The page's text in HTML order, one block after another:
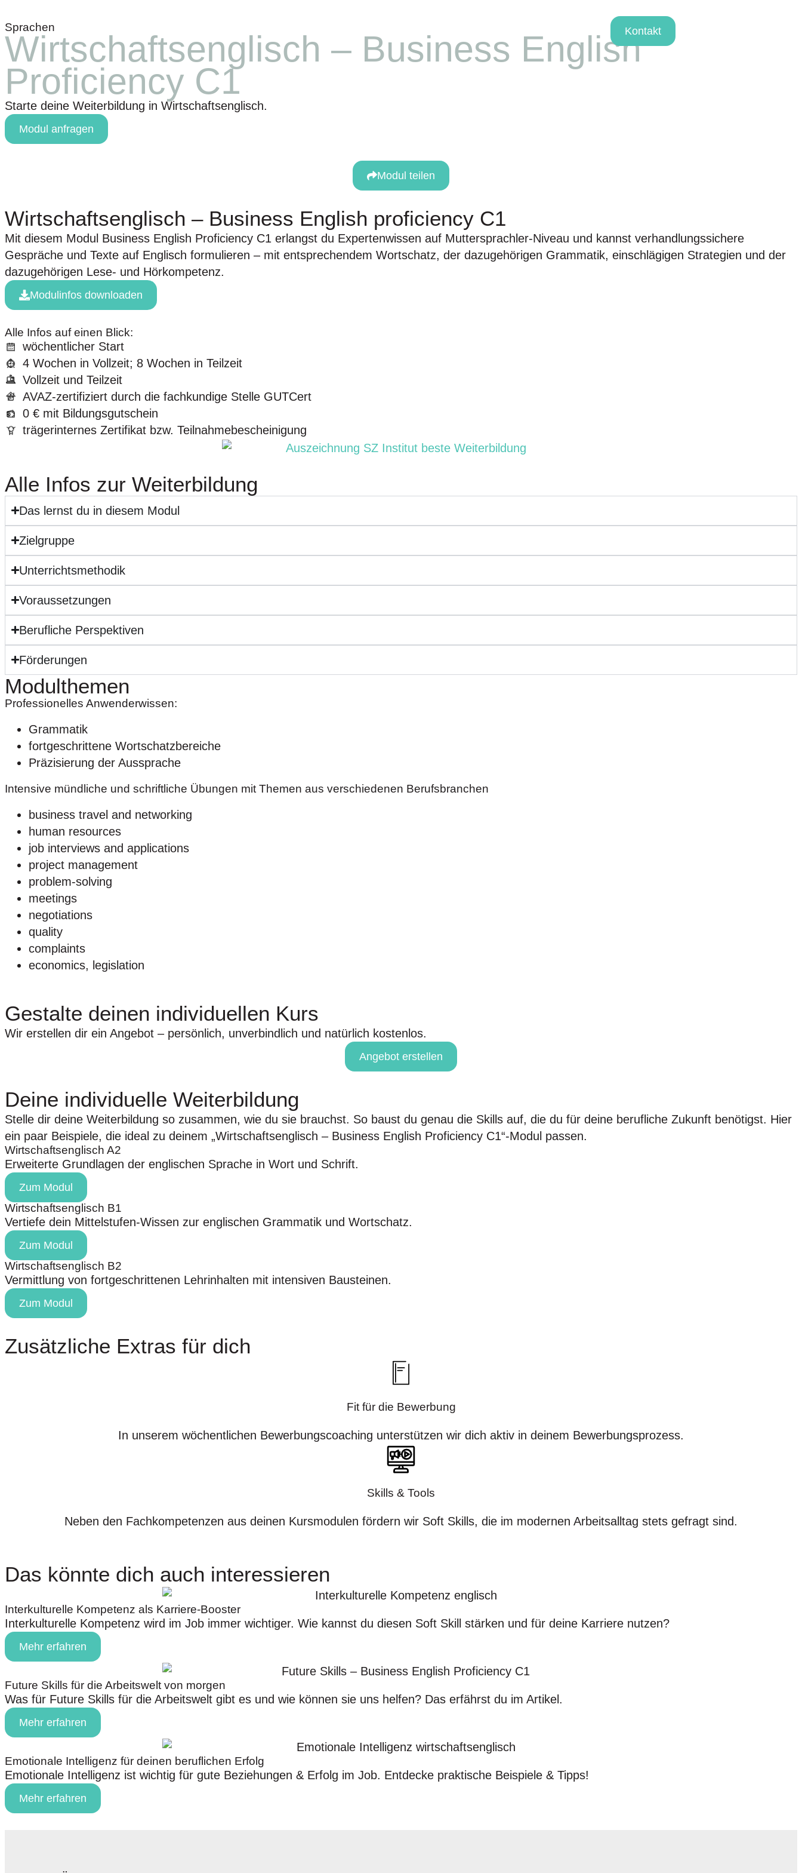
Kontakt
Sprachen
Wirtschaftsenglisch – Business English
Proficiency C1
Starte deine Weiterbildung in Wirtschaftsenglisch.
Modul anfragen
Modul teilen
Wirtschaftsenglisch – Business English proficiency C1
Mit diesem Modul Business English Proficiency C1 erlangst du Expertenwissen auf Muttersprachler-Niveau und kannst verhandlungssichere
Gespräche und Texte auf Englisch formulieren – mit entsprechendem Wortschatz, der dazugehörigen Grammatik, einschlägigen Strategien und der
dazugehörigen Lese- und Hörkompetenz.
Modulinfos downloaden
Alle Infos auf einen Blick:
wöchentlicher Start
4 Wochen in Vollzeit; 8 Wochen in Teilzeit
Vollzeit und Teilzeit
AVAZ-zertifiziert durch die fachkundige Stelle GUTCert
0 € mit Bildungsgutschein
trägerinternes Zertifikat bzw. Teilnahmebescheinigung
Alle Infos zur Weiterbildung
Das lernst du in diesem Modul
Zielgruppe
Unterrichtsmethodik
Voraussetzungen
Berufliche Perspektiven
Förderungen
Modulthemen
Professionelles Anwenderwissen:
Grammatik
fortgeschrittene Wortschatzbereiche
Präzisierung der Aussprache
Intensive mündliche und schriftliche Übungen mit Themen aus verschiedenen Berufsbranchen
business travel and networking
human resources
job interviews and applications
project management
problem-solving
meetings
negotiations
quality
complaints
economics, legislation
Gestalte deinen individuellen Kurs​
Wir erstellen dir ein Angebot – persönlich, unverbindlich und natürlich kostenlos.
Angebot erstellen
Deine individuelle Weiterbildung
Stelle dir deine Weiterbildung so zusammen, wie du sie brauchst. So baust du genau die Skills auf, die du für deine berufliche Zukunft benötigst. Hier
ein paar Beispiele, die ideal zu deinem „Wirtschaftsenglisch – Business English Proficiency C1“-Modul passen.
Wirtschaftsenglisch A2​
Erweiterte Grundlagen der englischen Sprache in Wort und Schrift.
Zum Modul
Wirtschaftsenglisch B1
Vertiefe dein Mittelstufen-Wissen zur englischen Grammatik und Wortschatz.
Zum Modul
Wirtschaftsenglisch B2
Vermittlung von fortgeschrittenen Lehrinhalten mit intensiven Bausteinen.
Zum Modul
Zusätzliche Extras für dich
Fit für die Bewerbung
In unserem wöchentlichen Bewerbungscoaching unterstützen wir dich aktiv in deinem Bewerbungsprozess.
Skills & Tools
Neben den Fachkompetenzen aus deinen Kursmodulen fördern wir Soft Skills, die im modernen Arbeitsalltag stets gefragt sind.
Das könnte dich auch interessieren
Interkulturelle Kompetenz als Karriere-Booster
Interkulturelle Kompetenz wird im Job immer wichtiger. Wie kannst du diesen Soft Skill stärken und für deine Karriere nutzen?
Mehr erfahren
Future Skills für die Arbeitswelt von morgen
Was für Future Skills für die Arbeitswelt gibt es und wie können sie uns helfen? Das erfährst du im Artikel.
Mehr erfahren
Emotionale Intelligenz für deinen beruflichen Erfolg
Emotionale Intelligenz ist wichtig für gute Beziehungen & Erfolg im Job. Entdecke praktische Beispiele & Tipps!
Mehr erfahren